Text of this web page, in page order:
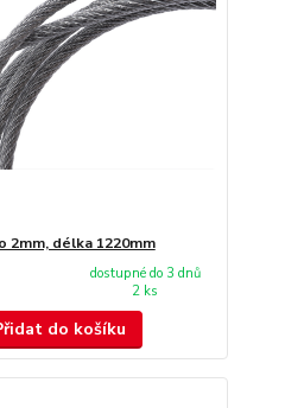
2mm, délka 1220mm
dostupné do 3 dnů
2 ks
do košíku